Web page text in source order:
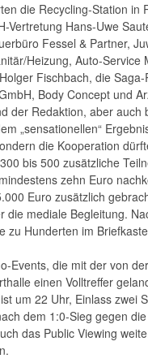
die Recycling-Station in
Vertretung Hans-Uwe
Fessel & Partner,
Heizung, Auto-Service
Fischbach, die
Body Concept und
der Redaktion, aber
„sensationellen“
die Kooperation
bis 500 zusätzliche
zehn Euro
Euro zusätzlich
mediale Begleitung.
zu Hunderten im
Events, die mit der von
einen Volltreffer
um 22 Uhr, Einlass zwei
dem 1:0-Sieg gegen
das Public Viewing